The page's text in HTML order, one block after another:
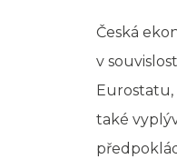
Česká
v
Eurostatu,
také